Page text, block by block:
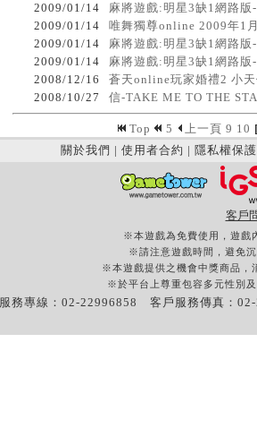
2009/01/14
麻將遊戲:明星3缺1網路版
2009/01/14
唯舞獨尊online 2009年1
2009/01/14
麻將遊戲:明星3缺1網路版
2009/01/14
麻將遊戲:明星3缺1網路版
2008/12/16
蒼天online玩家婚禮2 小
2008/10/27
信-TAKE ME TO THE
Top 5 上一頁 9 10
關於我們 | 使用者合約 | 隱私權保護
客戶
※本遊戲為免費使用，遊戲
※請注意遊戲時間，避免
※本遊戲提供之機會中獎商品，
※於平台上尊重包容多元性別
務專線：02-22996858 客戶服務傳真：